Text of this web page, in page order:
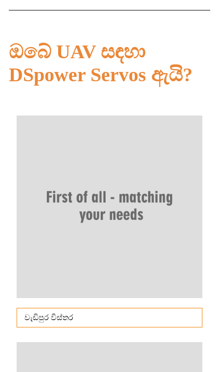
ඔබේ UAV සඳහා
DSpower Servos ඇයි?
වැඩිපුර විස්තර